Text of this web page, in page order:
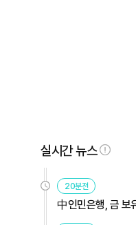
실시간 뉴스
20분전
中인민은행, 금 보